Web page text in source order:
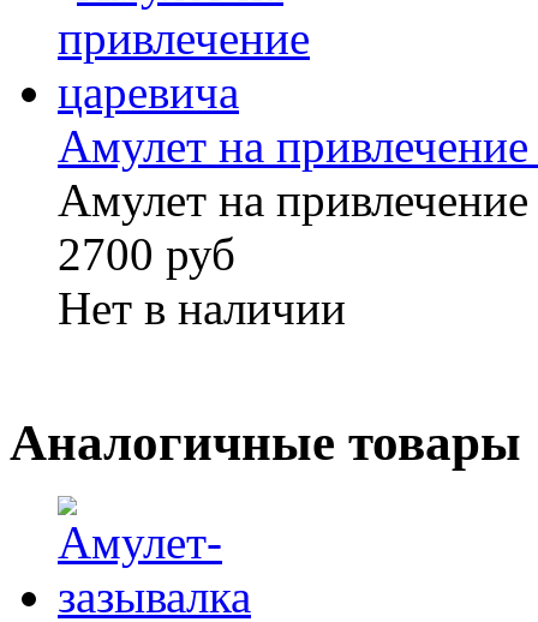
Амулет на
Амулет на
2700 руб
Нет в наличии
Аналогичные товары